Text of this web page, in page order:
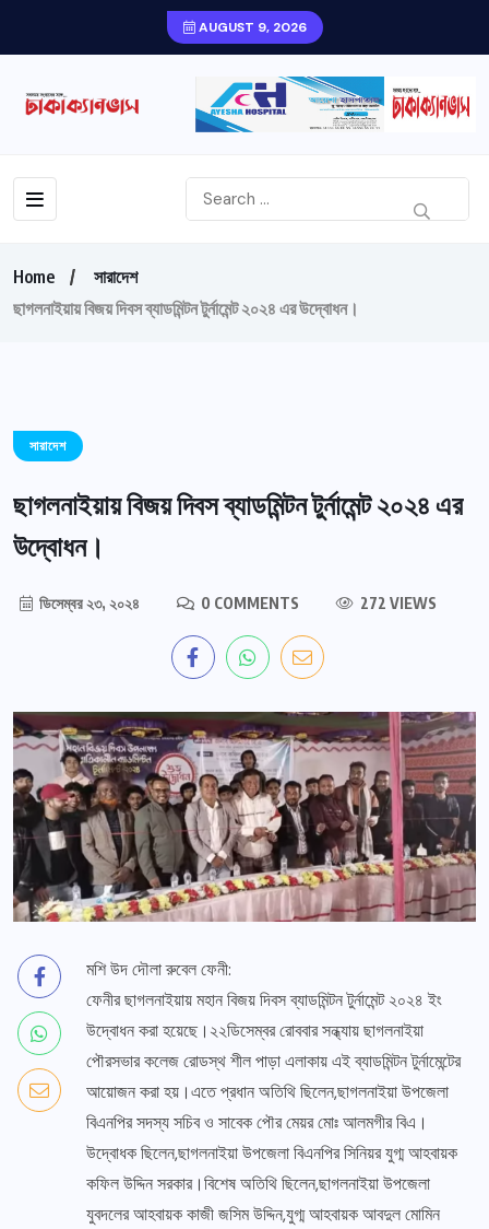
AUGUST 9, 2026
Home
সারাদেশ
ছাগলনাইয়ায় বিজয় দিবস ব্যাডমিন্টন টুর্নামেন্ট ২০২৪ এর উদ্বোধন।
সারাদেশ
ছাগলনাইয়ায় বিজয় দিবস ব্যাডমিন্টন টুর্নামেন্ট ২০২৪ এর
উদ্বোধন।
ডিসেম্বর ২৩, ২০২৪ 0 COMMENTS 272 VIEWS
মশি উদ দৌলা রুবেল ফেনী:
ফেনীর ছাগলনাইয়ায় মহান বিজয় দিবস ব্যাডমিন্টন টুর্নামেন্ট ২০২৪ ইং
উদ্বোধন করা হয়েছে।২২ডিসেম্বর রোববার সন্ধ্যায় ছাগলনাইয়া
পৌরসভার কলেজ রোডস্থ শীল পাড়া এলাকায় এই ব্যাডমিন্টন টুর্নামেন্টের
আয়োজন করা হয়।এতে প্রধান অতিথি ছিলেন,ছাগলনাইয়া উপজেলা
বিএনপির সদস্য সচিব ও সাবেক পৌর মেয়র মোঃ আলমগীর বিএ।
উদ্বোধক ছিলেন,ছাগলনাইয়া উপজেলা বিএনপির সিনিয়র যুগ্ম আহবায়ক
কফিল উদ্দিন সরকার।বিশেষ অতিথি ছিলেন,ছাগলনাইয়া উপজেলা
যুবদলের আহবায়ক কাজী জসিম উদ্দিন,যুগ্ম আহবায়ক আবদুল মোমিন